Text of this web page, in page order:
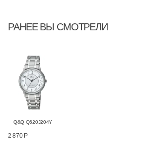
РАНЕЕ ВЫ СМОТРЕЛИ
Q&Q Q620J204Y
2 870 Р